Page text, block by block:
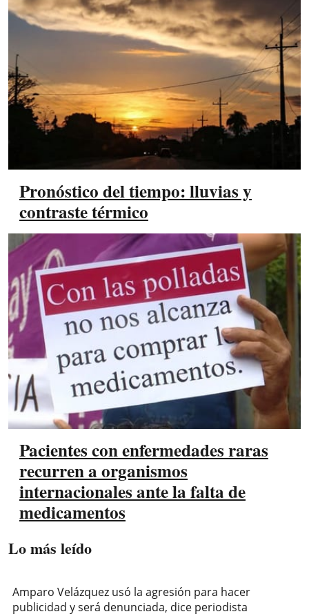
Pronóstico del tiempo: lluvias y
contraste térmico
Pacientes con enfermedades raras
recurren a organismos
internacionales ante la falta de
medicamentos
Lo más leído
Amparo Velázquez usó la agresión para hacer
publicidad y será denunciada, dice periodista